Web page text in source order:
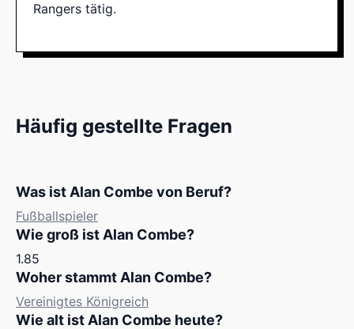
Rangers tätig.
Häufig gestellte Fragen
Was ist Alan Combe von Beruf?
Fußballspieler
Wie groß ist Alan Combe?
1.85
Woher stammt Alan Combe?
Vereinigtes Königreich
Wie alt ist Alan Combe heute?